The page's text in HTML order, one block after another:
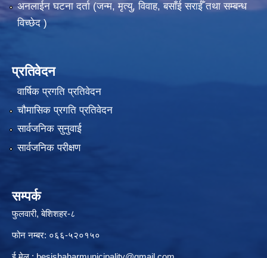
अनलाईन घटना दर्ता (जन्म, मृत्यु, विवाह, बसाँई सराईँ तथा सम्बन्ध
विच्छेद )
प्रतिवेदन
वार्षिक प्रगति प्रतिवेदन
चौमासिक प्रगति प्रतिवेदन
सार्वजनिक सुनुवाई
सार्वजनिक परीक्षण
सम्पर्क
फुलवारी, बेशिशहर-८
फोन नम्बर: ०६६-५२०१५०